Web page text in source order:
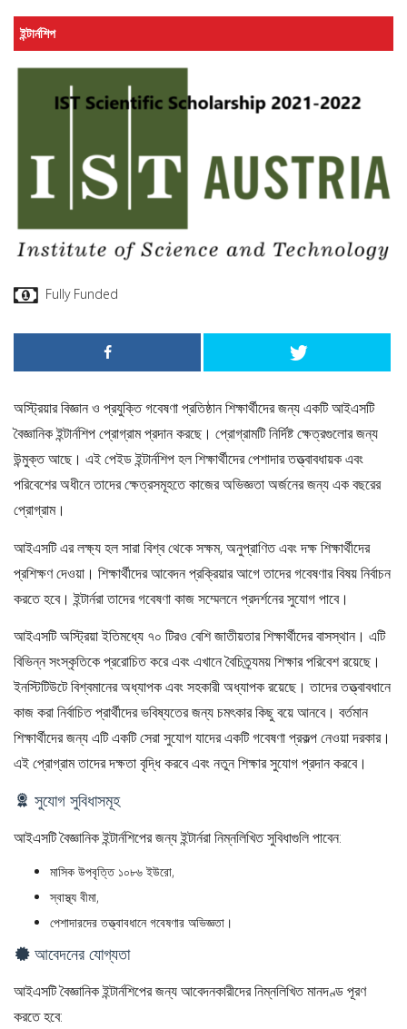
ইন্টার্নশিপ
Fully Funded
অস্ট্রিয়ার বিজ্ঞান ও প্রযুক্তি গবেষণা প্রতিষ্ঠান শিক্ষার্থীদের জন্য একটি আইএসটি
বৈজ্ঞানিক ইন্টার্নশিপ প্রোগ্রাম প্রদান করছে। প্রোগ্রামটি নির্দিষ্ট ক্ষেত্রগুলোর জন্য
উন্মুক্ত আছে। এই পেইড ইন্টার্নশিপ হল শিক্ষার্থীদের পেশাদার তত্ত্বাবধায়ক এবং
পরিবেশের অধীনে তাদের ক্ষেত্রসমূহতে কাজের অভিজ্ঞতা অর্জনের জন্য এক বছরের
প্রোগ্রাম।
আইএসটি এর লক্ষ্য হল সারা বিশ্ব থেকে সক্ষম, অনুপ্রাণিত এবং দক্ষ শিক্ষার্থীদের
প্রশিক্ষণ দেওয়া। শিক্ষার্থীদের আবেদন প্রক্রিয়ার আগে তাদের গবেষণার বিষয় নির্বাচন
করতে হবে। ইন্টার্নরা তাদের গবেষণা কাজ সম্মেলনে প্রদর্শনের সুযোগ পাবে।
আইএসটি অস্ট্রিয়া ইতিমধ্যে ৭০ টিরও বেশি জাতীয়তার শিক্ষার্থীদের বাসস্থান। এটি
বিভিন্ন সংস্কৃতিকে প্ররোচিত করে এবং এখানে বৈচিত্র্যময় শিক্ষার পরিবেশ রয়েছে।
ইনস্টিটিউটে বিশ্বমানের অধ্যাপক এবং সহকারী অধ্যাপক রয়েছে। তাদের তত্ত্বাবধানে
কাজ করা নির্বাচিত প্রার্থীদের ভবিষ্যতের জন্য চমৎকার কিছু বয়ে আনবে। বর্তমান
শিক্ষার্থীদের জন্য এটি একটি সেরা সুযোগ যাদের একটি গবেষণা প্রকল্প নেওয়া দরকার।
এই প্রোগ্রাম তাদের দক্ষতা বৃদ্ধি করবে এবং নতুন শিক্ষার সুযোগ প্রদান করবে।
সুযোগ সুবিধাসমূহ
আইএসটি বৈজ্ঞানিক ইন্টার্নশিপের জন্য ইন্টার্নরা নিম্নলিখিত সুবিধাগুলি পাবেন:
মাসিক উপবৃত্তি ১০৮৬ ইউরো,
স্বাস্থ্য বীমা,
পেশাদারদের তত্ত্বাবধানে গবেষণার অভিজ্ঞতা।
আবেদনের যোগ্যতা
আইএসটি বৈজ্ঞানিক ইন্টার্নশিপের জন্য আবেদনকারীদের নিম্নলিখিত মানদণ্ড পূরণ
করতে হবে: